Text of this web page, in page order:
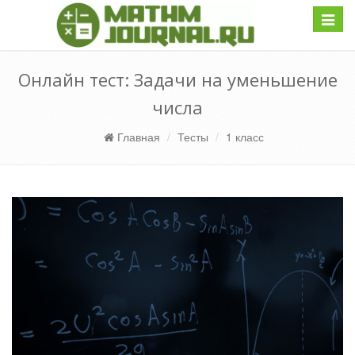
Онлайн тест: Задачи на уменьшение
числа
Главная Тесты 1 класс